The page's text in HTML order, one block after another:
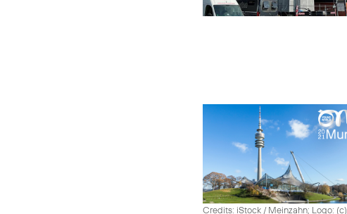
Credits: iStock / Meinzahn; Logo: (c)